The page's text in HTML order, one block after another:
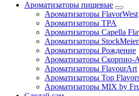
Ароматизаторы пищевые
Ароматизаторы FlavorWest
Ароматизаторы TPA
Ароматизаторы Capella
Ароматизаторы
Ароматизаторы Рождение
Ароматизаторы Скорпио-
Ароматизаторы FlavourArt
Ароматизаторы Top
Ароматизаторы MIX by